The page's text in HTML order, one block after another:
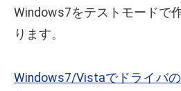
Windows7をテストモードで
ります。
Windows7/Vistaでドライバ